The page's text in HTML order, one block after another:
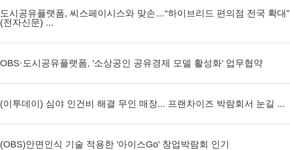
도시공유플랫폼, 씨스페이시스와 맞손…“하이브리드 편의점 전국 확대”
(전자신문) ...
OBS·도시공유플랫폼, '소상공인 공유경제 모델 활성화' 업무협약
(이투데이) 심야 인건비 해결 무인 매장... 프랜차이즈 박람회서 눈길 ...
(OBS)안면인식 기술 적용한 '아이스Go' 창업박람회 인기